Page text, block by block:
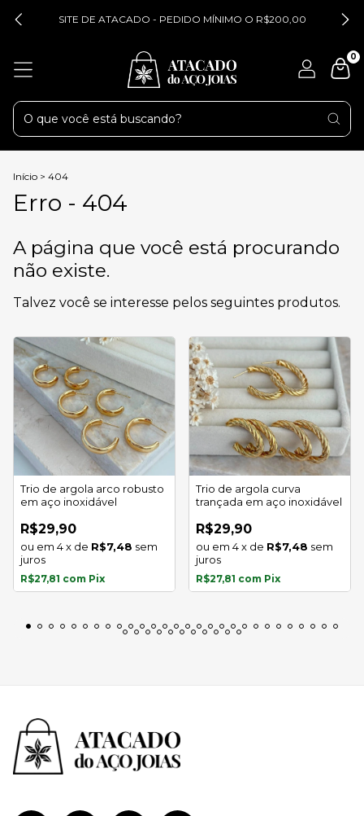
SITE DE ATACADO - PEDIDO MÍNIMO O R$200,00
0
Início > 404
Erro - 404
A página que você está procurando
não existe.
Talvez você se interesse pelos seguintes produtos.
Trio de argola arco robusto
em aço inoxidável
R$29,90
4x de R$7,48 sem
juros
R$27,81 com Pix
Trio de argola curva
trançada em aço inoxidável
R$29,90
4x de R$7,48 sem
juros
R$27,81 com Pix